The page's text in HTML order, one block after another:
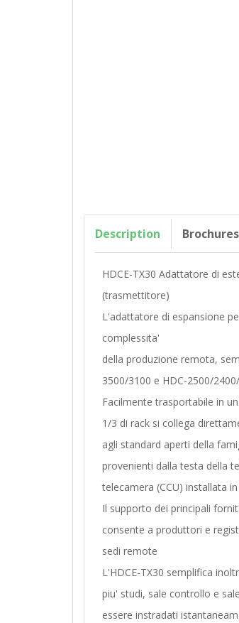
Description
HDCE-TX30 Adattatore di
(trasmettitore)
L'adattatore di espansione
complessita'
della produzione remota,
3500/3100 e HDC-2500/
Facilmente trasportabile in
1/3 di rack si collega
agli standard aperti della
provenienti dalla testa della
telecamera (CCU) installata
Il supporto dei principali
consente a produttori e
sedi remote
L'HDCE-TX30 semplifica
piu' studi, sale controllo e
essere instradati